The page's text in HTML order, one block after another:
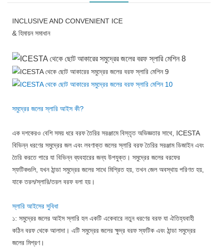
INCLUSIVE AND CONVENIENT ICE
& হিমায়ন সমাধান
সমুদ্রের জলের স্লারি আইস কী?
এক দশকেরও বেশি সময় ধরে বরফ তৈরির সরঞ্জামে বিস্তৃত অভিজ্ঞতার সাথে, ICESTA
বিভিন্ন ধরণের সমুদ্রের জল এবং লবণাক্ত জলের স্লারি বরফ তৈরির সরঞ্জাম ডিজাইন এবং
তৈরি করতে পারে যা বিভিন্ন ব্যবহারের জন্য উপযুক্ত। সমুদ্রের জলের বরফের
স্ফটিকগুলি, যখন ঠান্ডা সমুদ্রের জলের সাথে মিশ্রিত হয়, তখন জেল অবস্থায় পরিণত হয়,
যাকে তরল/স্লারি/তরল বরফ বলা হয়।
স্লারি আইসের সুবিধা
১: সমুদ্রের জলের আইস স্লারি হল একটি একেবারে নতুন ধরণের বরফ যা ঐতিহ্যবাহী
কঠিন বরফ থেকে আলাদা। এটি সমুদ্রের জলের ক্ষুদ্র বরফ স্ফটিক এবং ঠান্ডা সমুদ্রের
জলের মিশ্রণ।